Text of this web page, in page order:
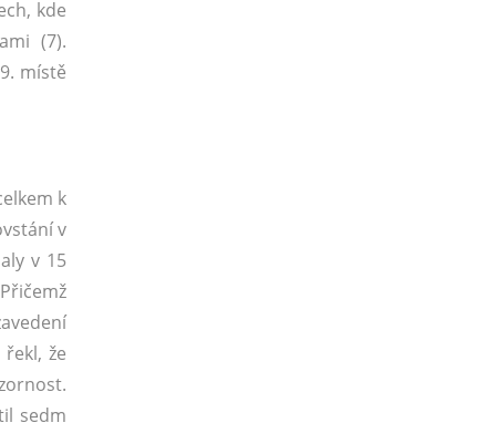
kde
(7).
místě
k
v
v 15
že
sedm